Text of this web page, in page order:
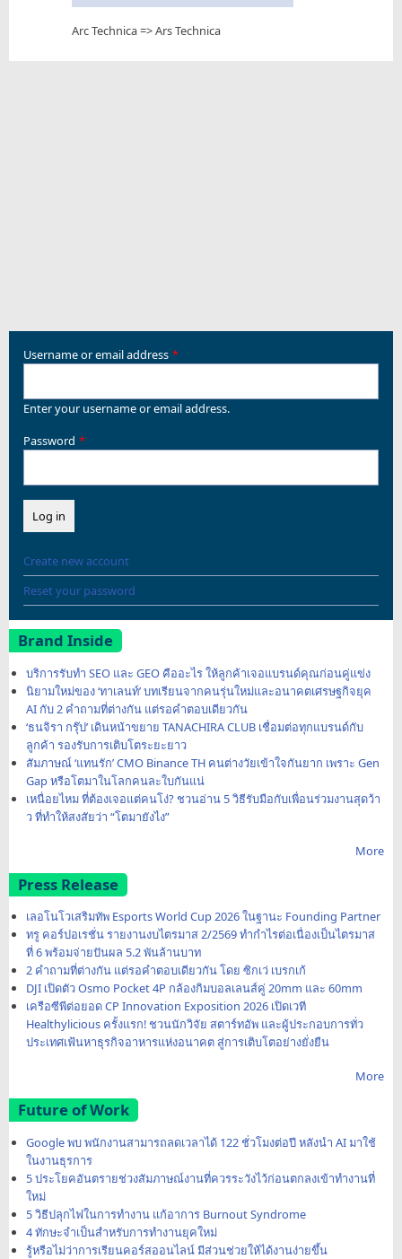
Arc Technica => Ars Technica
Username or email address
Enter your username or email address.
Password
Create new account
Reset your password
Brand Inside
บริการรับทำ SEO และ GEO คืออะไร ให้ลูกค้าเจอแบรนด์คุณก่อนคู่แข่ง
นิยามใหม่ของ ‘ทาเลนท์’ บทเรียนจากคนรุ่นใหม่และอนาคตเศรษฐกิจยุค
AI กับ 2 คำถามที่ต่างกัน แต่รอคำตอบเดียวกัน
‘ธนจิรา กรุ๊ป’ เดินหน้าขยาย TANACHIRA CLUB เชื่อมต่อทุกแบรนด์กับ
ลูกค้า รองรับการเติบโตระยะยาว
สัมภาษณ์ ‘แทนรัก’ CMO Binance TH คนต่างวัยเข้าใจกันยาก เพราะ Gen
Gap หรือโตมาในโลกคนละใบกันแน่
เหนื่อยไหม ที่ต้องเจอแต่คนโง่? ชวนอ่าน 5 วิธีรับมือกับเพื่อนร่วมงานสุดว้า
ว ที่ทำให้สงสัยว่า “โตมายังไง”
More
Press Release
เลอโนโวเสริมทัพ Esports World Cup 2026 ในฐานะ Founding Partner
ทรู คอร์ปอเรชั่น รายงานงบไตรมาส 2/2569 ทำกำไรต่อเนื่องเป็นไตรมาส
ที่ 6 พร้อมจ่ายปันผล 5.2 พันล้านบาท
2 คำถามที่ต่างกัน แต่รอคำตอบเดียวกัน โดย ซิกเว่ เบรกเก้
DJI เปิดตัว Osmo Pocket 4P กล้องกิมบอลเลนส์คู่ 20mm และ 60mm
เครือซีพีต่อยอด CP Innovation Exposition 2026 เปิดเวที
Healthylicious ครั้งแรก! ชวนนักวิจัย สตาร์ทอัพ และผู้ประกอบการทั่ว
ประเทศเฟ้นหาธุรกิจอาหารแห่งอนาคต สู่การเติบโตอย่างยั่งยืน
More
Future of Work
Google พบ พนักงานสามารถลดเวลาได้ 122 ชั่วโมงต่อปี หลังนำ AI มาใช้
ในงานธุรการ
5 ประโยคอันตรายช่วงสัมภาษณ์งานที่ควรระวังไว้ก่อนตกลงเข้าทำงานที่
ใหม่
5 วิธีปลุกไฟในการทำงาน แก้อาการ Burnout Syndrome
4 ทักษะจำเป็นสำหรับการทำงานยุคใหม่
รู้หรือไม่ว่าการเรียนคอร์สออนไลน์ มีส่วนช่วยให้ได้งานง่ายขึ้น